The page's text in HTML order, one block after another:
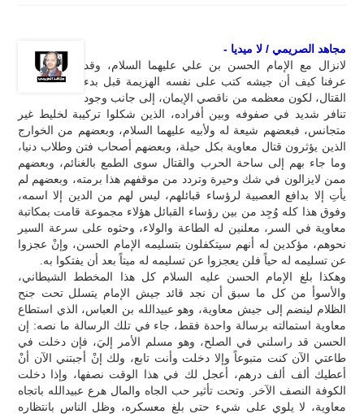
مجاهد الصريمي / لا ميديا -
لانزال مع الإمام الحسن بن علي عليهما السلام، وقد
عرفنا كيف أن جيشه كتب على نفسه الهزيمة قبل بدء
القتال، لكون معظمه من ناقصي الإيمان، إلى جانب وجود
تنافر شديد في صفوفه وبين أفراده، الذين شكلوا تركيبة لخليط غير
متجانس، فبعضهم شيعة له ولأبيه عليهما السلام، وبعضهم من الخوارج
الذين يؤثرون قتال معاوية بكل حيلة، وبعضهم أصحاب فتن وطلاب دنيا،
وما جاء بهم إلى ساحة الحرب والقتال سوى الطمع بالغنائم، وبعضهم
ممن لايزالون في شك وحيرة وتردد من موقفهم هذا برمته، وبعضهم لم
يأتِ إلا بدافع العصبية لرؤساء قبائلهم، ليس لهم من الدين إلا اسمه،
وفوق هذا كله وُجِد من بين رؤساء القبائل هؤلاء مجموعة قامت بمكاتبة
معاوية في السر، معلنين له الطاعة والولاء، وحثوه على سرعة السير
نحوهم، مؤكدين له أنهم سيتكفلون بتسليمه الإمام الحسن، وإنْ عجزوا
عن تسليمه له حياً فلن يعجزوا عن تسليمه له ميتاً بعد أن يفتكوا به.
وهكذا بلغ الإمام الحسن عليه السلام كل هذا المخطط الشيطاني،
والأسوأ من كل ما سبق أن نجد قائد جيش الإمام يتسلل تحت جنح
الظلام لينضم إلى جيش معاوية، وهو عبيدالله بن العباس، الذي استطاع
معاوية استمالته برسالة واحدة فقط، جاء في تلك الرسالة ما نصه: إن
الحسن قد راسلني في الصلح، وهو مسلم الأمر إليَ، فإن دخلت في
طاعتي الآن كنت متبوعاً وإلا دخلت وأنت تابع، ولك إنْ أجبتني الآن أنْ
أعطيك ألف ألف درهم، أعجل لك في هذا الوقت نصفها، وإذا دخلت
الكوفة النصف الآخر. وتحت تأثير حب الجاه والمال هرع عبيدالله باتجاه
معاوية، لا يلوي على شيء حتى بلغ معسكره، وظل الناس بانتظاره